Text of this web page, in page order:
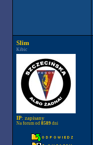
Slim
Kibic
IP: zapisany
Na forum od 8589dni